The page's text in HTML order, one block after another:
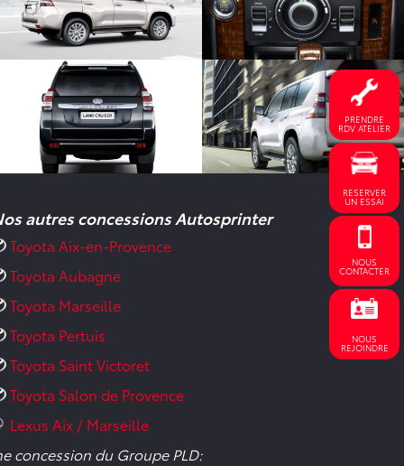
PRENDRE
RDV ATELIER
RESERVER
UN ESSAI
NOUS
CONTACTER
NOUS
REJOINDRE
autres concessions Autosprinter
Toyota Aix-en-Provence
Toyota Aubagne
Toyota Marseille
Toyota Pertuis
Toyota Saint Victoret
Toyota Salon de Provence
Lexus Aix / Marseille
concession du Groupe PLD: